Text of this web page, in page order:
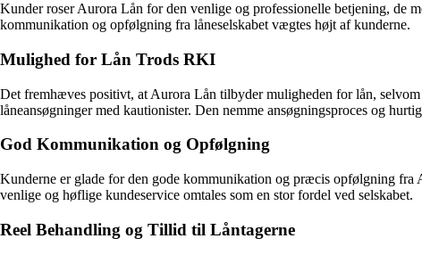
Kunder roser Aurora Lån for den venlige og professionelle betjening, de
kommunikation og opfølgning fra låneselskabet vægtes højt af kunderne.
Mulighed for Lån Trods RKI
Det fremhæves positivt, at Aurora Lån tilbyder muligheden for lån,
låneansøgninger med kautionister. Den nemme ansøgningsproces og
God Kommunikation og Opfølgning
Kunderne er glade for den gode kommunikation og præcis opfølgning
venlige og høflige kundeservice omtales som en stor fordel ved selskabet.
Reel Behandling og Tillid til Låntagerne